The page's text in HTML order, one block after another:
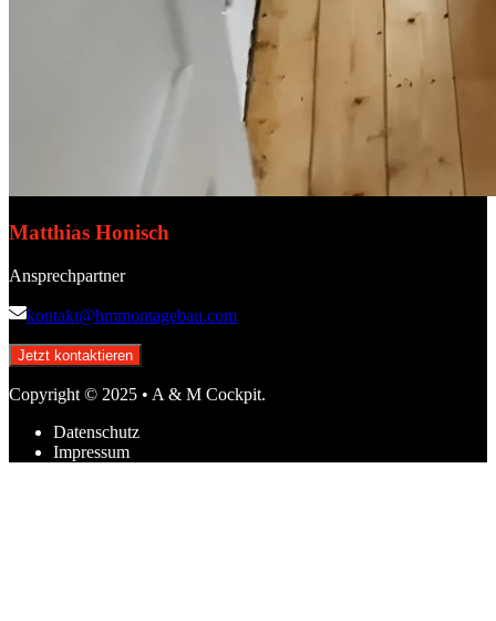
Matthias Honisch
Ansprechpartner
kontakt@hmmontagebau.com
Jetzt kontaktieren
Copyright © 2025 • A & M Cockpit.
Datenschutz
Impressum